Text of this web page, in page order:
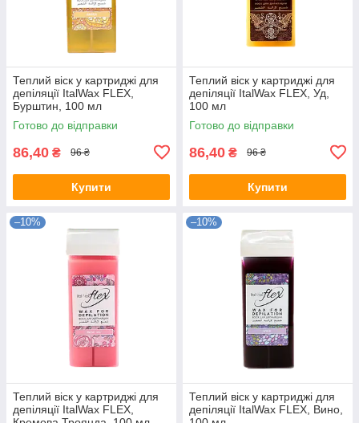
Теплий віск у картриджі для
депіляції ItalWax FLEX,
Бурштин, 100 мл
Готово до відправки
86,40 ₴ 96 ₴
Купити
Теплий віск у картриджі для
депіляції ItalWax FLEX, Уд,
100 мл
Готово до відправки
86,40 ₴ 96 ₴
Купити
–10%
Теплий віск у картриджі для
депіляції ItalWax FLEX,
–10%
Теплий віск у картриджі для
депіляції ItalWax FLEX, Вино,